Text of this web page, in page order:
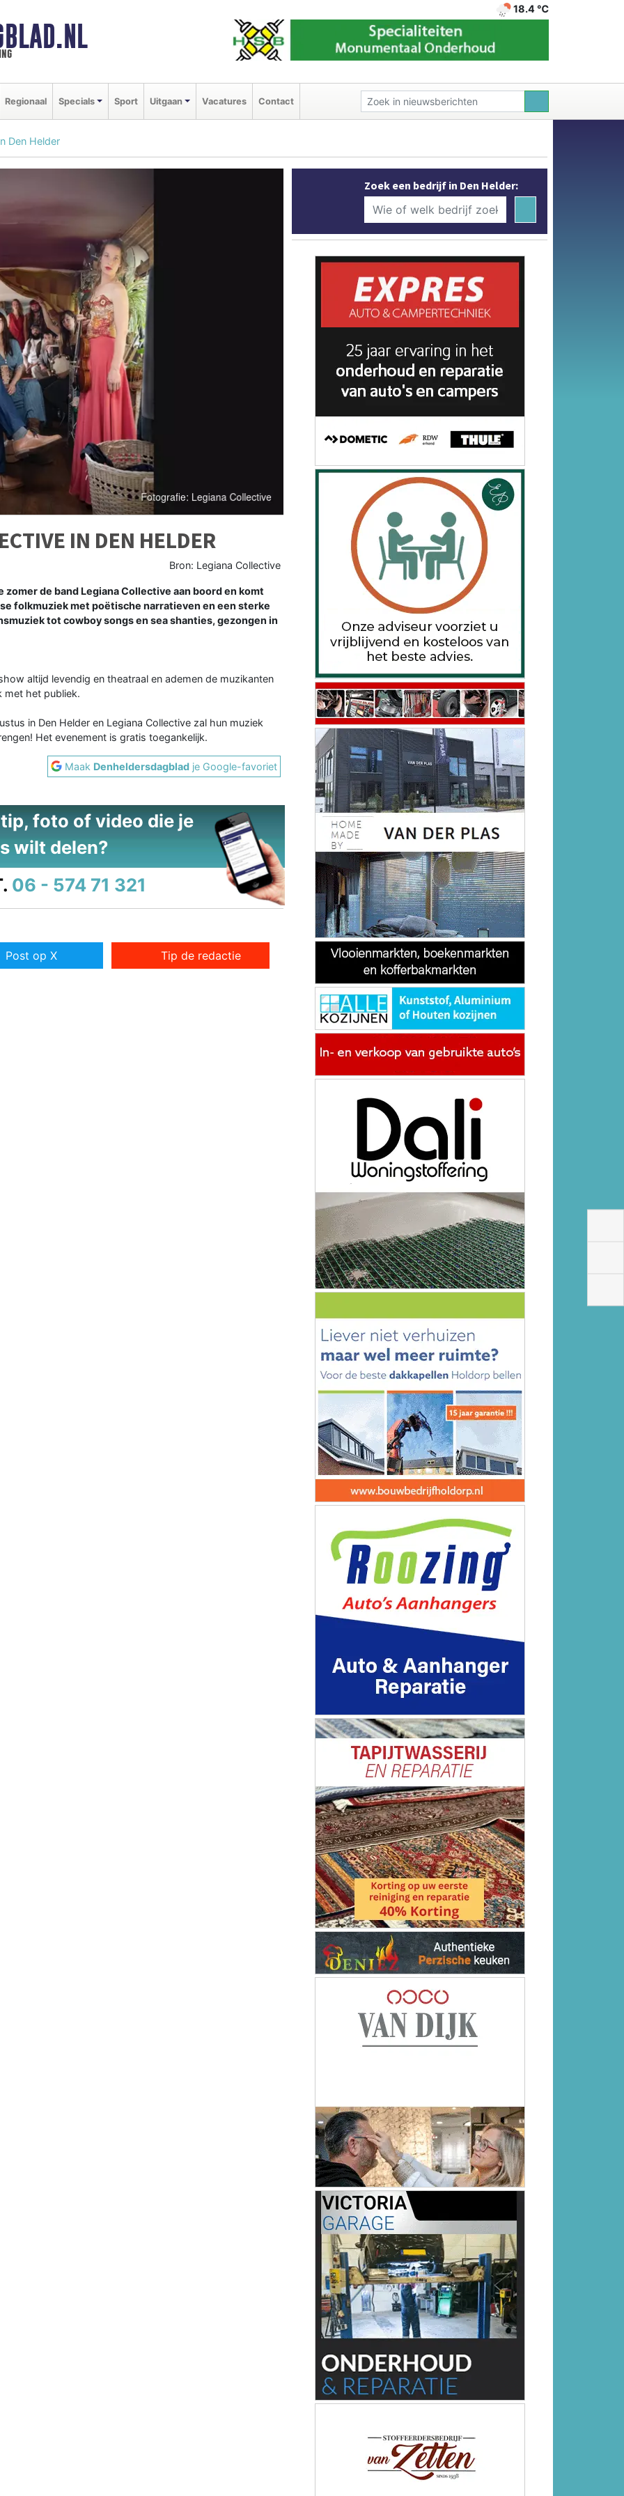
18.4 ℃
Regionaal Specials Sport Uitgaan Vacatures Contact
Den Helder
IN DEN HELDER
Bron: Legiana Collective
zomer de band Legiana Collective aan boord en komt
folkmuziek met poëtische narratieven en een sterke
tot cowboy songs en sea shanties, gezongen in
altijd levendig en theatraal en ademen de muzikanten
met het publiek.
in Den Helder en Legiana Collective zal hun muziek
Het evenement is gratis toegankelijk.
Maak Denheldersdagblad je Google-favoriet
foto of video die je
wilt delen?
06 - 574 71 321
Post op X Tip de redactie
Zoek een bedrijf in Den Helder: